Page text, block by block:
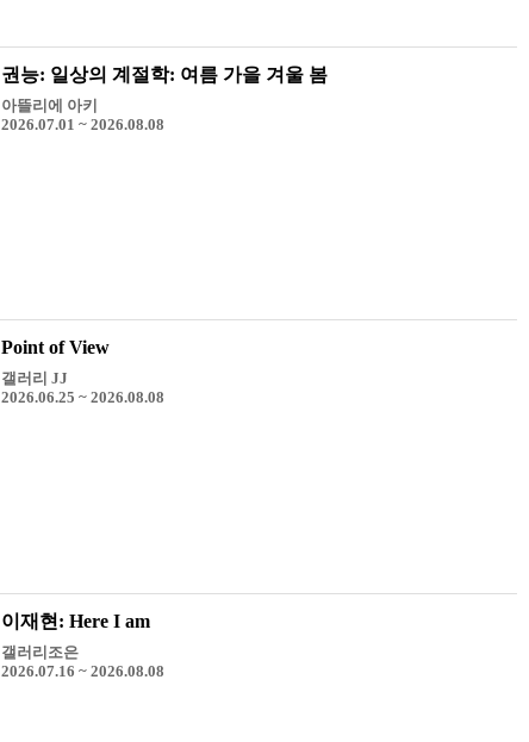
권능: 일상의 계절학: 여름 가을 겨울 봄
아뜰리에 아키
2026.07.01 ~ 2026.08.08
Point of View
갤러리 JJ
2026.06.25 ~ 2026.08.08
이재현: Here I am
갤러리조은
2026.07.16 ~ 2026.08.08